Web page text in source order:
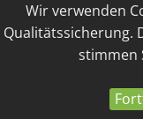
Wir verwenden
Qualitätssicherung.
stimmen